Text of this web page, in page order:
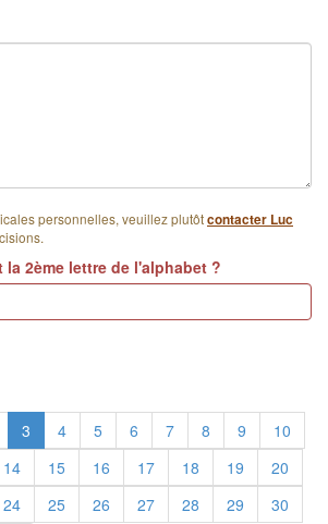
personnelles, veuillez plutôtcontacter Luc
2ème lettre de l'alphabet ?
3 4 5 6 7 8 9
10
14 15 16 17 18 19
20
24 25 26 27 28 29
30